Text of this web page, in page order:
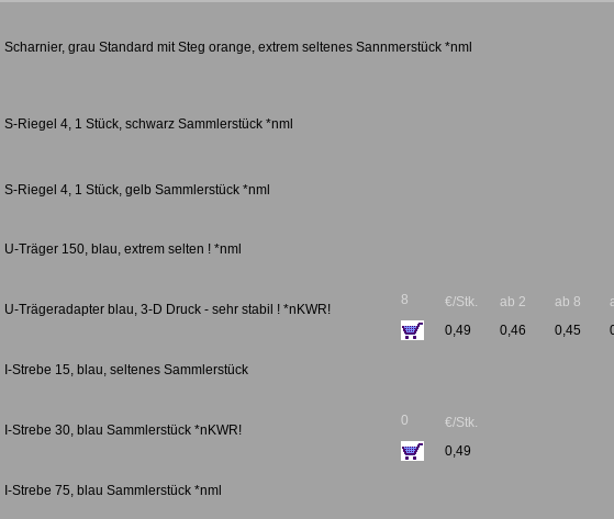
Scharnier, grau Standard mit Steg orange, extrem seltenes Sannmerstück *nml
S-Riegel 4, 1 Stück, schwarz Sammlerstück *nml
S-Riegel 4, 1 Stück, gelb Sammlerstück *nml
U-Träger 150, blau, extrem selten ! *nml
U-Trägeradapter blau, 3-D Druck - sehr stabil ! *nKWR!
8
€/Stk.
0,49
ab 2
0,46
ab 8
0,45
I-Strebe 15, blau, seltenes Sammlerstück
I-Strebe 30, blau Sammlerstück *nKWR!
0
€/Stk.
0,49
I-Strebe 75, blau Sammlerstück *nml